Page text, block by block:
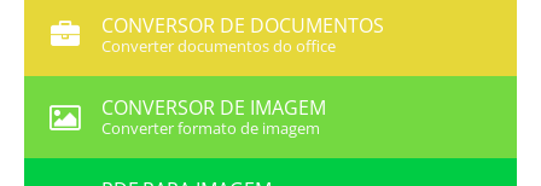
CONVERSOR DE DOCUMENTOS
Converter documentos do office
CONVERSOR DE IMAGEM
Converter formato de imagem